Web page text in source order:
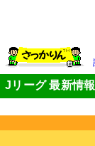
Jリーグ 最新情報